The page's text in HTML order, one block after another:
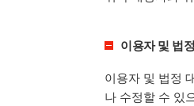
이용자 및 법
이용자 및 법정
나 수정할 수 있